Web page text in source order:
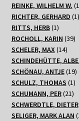
REINKE, WILHELM W.
RICHTER, GERHARD 11
RITTS, HERB 11
Produkt
ROCHOLL, KARIN 3939
SCHELER, MAX 1414
SCHINDEHÜTTE,
SCHÖNAU, ANTJE 1919
SCHULZ, THOMAS 11
SCHUMANN, PER 2121
SCHWERDTLE, DIETER
SELIGER, MARK ALAN